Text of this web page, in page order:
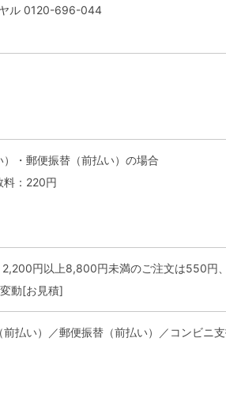
ル 0120-696-044
・郵便振替（前払い）の場合
料：220円
円以上8,800円未満のご注文は550円
動[お見積]
払い）／郵便振替（前払い）／コンビニ